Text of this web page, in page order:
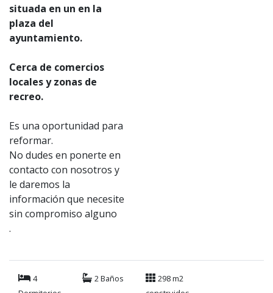
situada en un en la
plaza del
ayuntamiento.
Cerca de comercios
locales y zonas de
recreo.
Es una oportunidad para
reformar.
No dudes en ponerte en
contacto con nosotros y
le daremos la
información que necesite
sin compromiso alguno
.
4
2 Baños
298 m2